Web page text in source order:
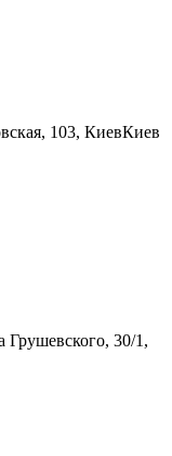
103, КиевКиев
Грушевского, 30/1,